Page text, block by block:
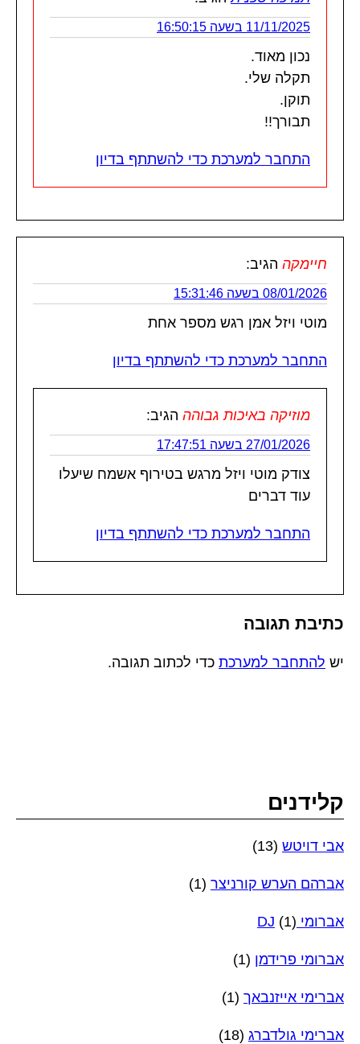
11/11/2025 בשעה 16:50:15
נכון מאוד.
תקלה שלי.
תוקן.
תבורך!!
התחבר למערכת כדי להשתתף בדיון
חיימקה הגיב:
08/01/2026 בשעה 15:31:46
מוטי ויזל אמן רגש מספר אחת
התחבר למערכת כדי להשתתף בדיון
מוזיקה באיכות גבוהה הגיב:
27/01/2026 בשעה 17:47:51
צודק מוטי ויזל מרגש בטירוף אשמח שיעלו
עוד דברים
התחבר למערכת כדי להשתתף בדיון
כתיבת תגובה
יש להתחבר למערכת כדי לכתוב תגובה.
קלידנים
אבי דויטש (13)
אברהם הערש קורניצר (1)
אברומי DJ (1)
אברומי פרידמן (1)
אברימי אייזנבאך (1)
אברימי גולדברג (18)